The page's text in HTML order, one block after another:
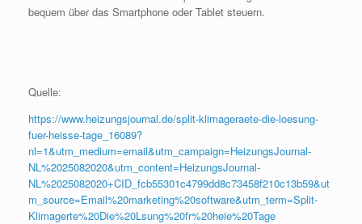
bequem über das Smartphone oder Tablet steuern.
Quelle:
https://www.heizungsjournal.de/split-klimageraete-die-loesung-
fuer-heisse-tage_16089?
nl=1&utm_medium=email&utm_campaign=HeizungsJournal-
NL%2025082020&utm_content=HeizungsJournal-
NL%2025082020+CID_fcb55301c4799dd8c73458f210c13b59&ut
m_source=Email%20marketing%20software&utm_term=Split-
Klimagerte%20Die%20Lsung%20fr%20heie%20Tage